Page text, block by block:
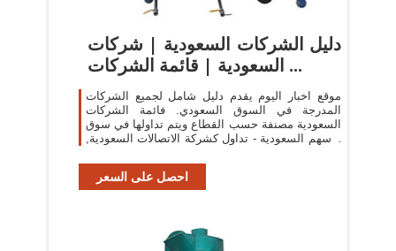
دليل الشركات السعودية | شركات
السعودية | قائمة الشركات ...
موقع اخبار اليوم يقدم دليل شامل لجميع الشركات
المدرجة في السوق السعودي. فائمة الشركات
السعودية مصنفة حسب القطاع ويتم تداولها في سوق
الاسهم السعودية - تداول كشركة الاتصالات السعودية,
احصل على السعر